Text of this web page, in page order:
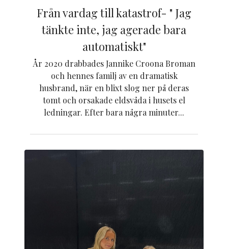
Från vardag till katastrof- " Jag
tänkte inte, jag agerade bara
automatiskt"
År 2020 drabbades Jannike Croona Broman
och hennes familj av en dramatisk
husbrand, när en blixt slog ner på deras
tomt och orsakade eldsvåda i husets el
ledningar. Efter bara några minuter...